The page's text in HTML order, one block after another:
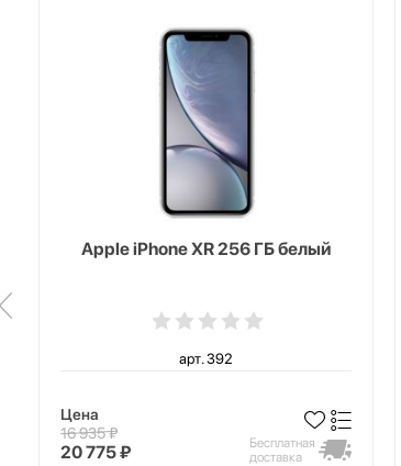
Apple iPhone XR 256 ГБ белый
арт. 392
Цена
16 935 ₽
20 775 ₽
Бесплатная
доставка